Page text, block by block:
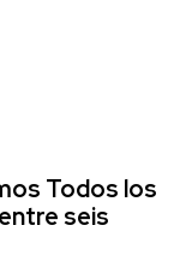
Todos los
seis